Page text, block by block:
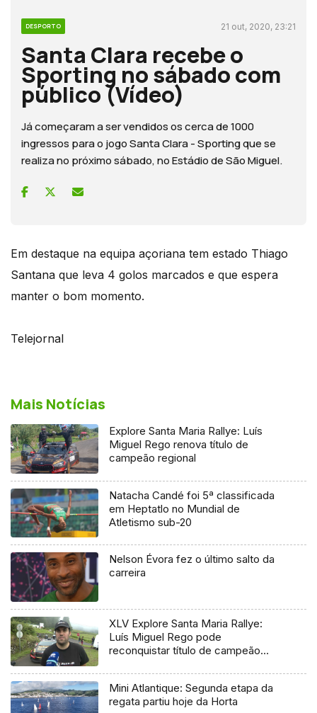
DESPORTO 21 out, 2020, 23:21
Santa Clara recebe o
Sporting no sábado com
público (Vídeo)
Já começaram a ser vendidos os cerca de 1000
ingressos para o jogo Santa Clara - Sporting que se
realiza no próximo sábado, no Estádio de São Miguel.
Em destaque na equipa açoriana tem estado Thiago
Santana que leva 4 golos marcados e que espera
manter o bom momento.
Telejornal
Mais Notícias
Explore Santa Maria Rallye: Luís
Miguel Rego renova título de
campeão regional
Natacha Candé foi 5ª classificada
em Heptatlo no Mundial de
Atletismo sub-20
Nelson Évora fez o último salto da
carreira
XLV Explore Santa Maria Rallye:
Luís Miguel Rego pode
reconquistar título de campeão
Mini Atlantique: Segunda etapa da
regata partiu hoje da Horta